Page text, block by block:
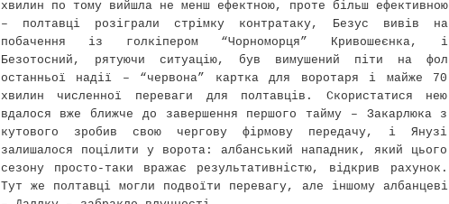
хвилин по тому вийшла не менш ефектною, проте більш ефективною
– полтавці розіграли стрімку контратаку, Безус вивів на
побачення із голкіпером “Чорноморця” Кривошеєнка, і
Безотосний, рятуючи ситуацію, був вимушений піти на фол
останньої надії – “червона” картка для воротаря і майже 70
хвилин численної переваги для полтавців. Скористатися нею
вдалося вже ближче до завершення першого тайму – Закарлюка з
кутового зробив свою чергову фірмову передачу, і Янузі
залишалося поцілити у ворота: албанський нападник, який цього
сезону просто-таки вражає результативністю, відкрив рахунок.
Тут же полтавці могли подвоїти перевагу, але іншому албанцеві